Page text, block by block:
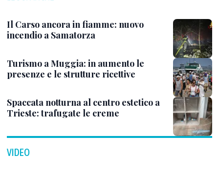
Il Carso ancora in fiamme: nuovo
incendio a Samatorza
Turismo a Muggia: in aumento le
presenze e le strutture ricettive
Spaccata notturna al centro estetico a
Trieste: trafugate le creme
VIDEO